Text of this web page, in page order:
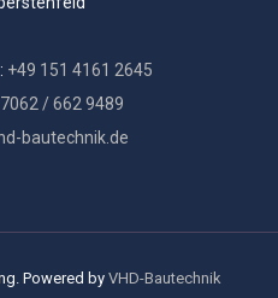
+49 151 4161 2645
/ 662 9489
bautechnik.de
Powered by VHD-Bautechnik